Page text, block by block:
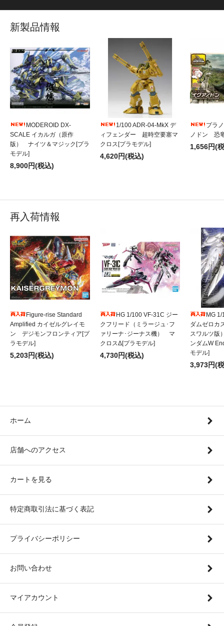
新製品情報
MODEROID DX-
SCALE イカルガ（原作
版） ナイツ＆マジック[プラ
モデル]
8,900円(税込)
1/100 ADR-04-MkX デ
ィフェンダー 超時空要塞マ
クロス[プラモデル]
4,620円(税込)
プラ
ノドン 恐
1,656円(
再入荷情報
Figure-rise Standard
Amplified カイゼルグレイモ
ン デジモンフロンティア[プ
ラモデル]
5,203円(税込)
HG 1/100 VF-31C ジー
クフリード（ミラージュ･フ
ァリーナ･ジーナス機） マ
クロスΔ[プラモデル]
4,730円(税込)
MG
ダムゼロカ
スワルツ版
ンダムW
モデル]
3,973円(
ホーム
店舗へのアクセス
カートを見る
特定商取引法に基づく表記
プライバシーポリシー
お問い合わせ
マイアカウント